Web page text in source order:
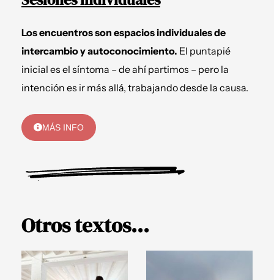
Los encuentros son espacios individuales de
intercambio y autoconocimiento. El puntapié
inicial es el síntoma – de ahí partimos – pero la
intención es ir más allá, trabajando desde la causa.
MÁS INFO
Otros textos...